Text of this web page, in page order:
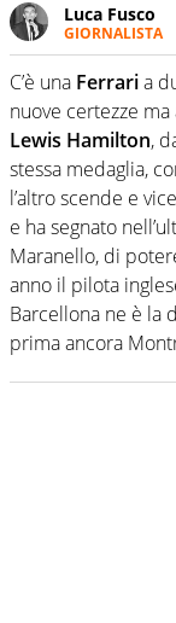
Luca Fusco
GIORNALISTA
Giornalista
lui sgasa,
sul podio
C’è una Ferraria
nuove certezze
Lewis Hamilton,
stessa medaglia,
l’altro scende e
e ha segnato
Maranello, di
anno il pilota
Barcellona ne è la
prima ancora